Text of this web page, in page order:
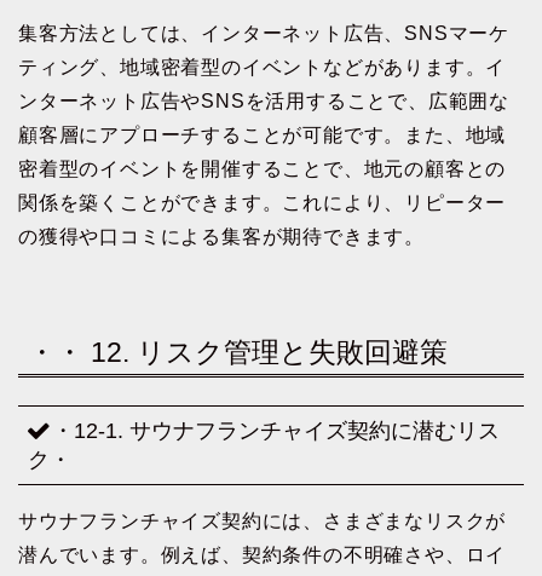
集客方法としては、インターネット広告、SNSマーケ
ティング、地域密着型のイベントなどがあります。イ
ンターネット広告やSNSを活用することで、広範囲な
顧客層にアプローチすることが可能です。また、地域
密着型のイベントを開催することで、地元の顧客との
関係を築くことができます。これにより、リピーター
の獲得や口コミによる集客が期待できます。
・・ 12. リスク管理と失敗回避策
・12-1. サウナフランチャイズ契約に潜むリス
ク・
サウナフランチャイズ契約には、さまざまなリスクが
潜んでいます。例えば、契約条件の不明確さや、ロイ